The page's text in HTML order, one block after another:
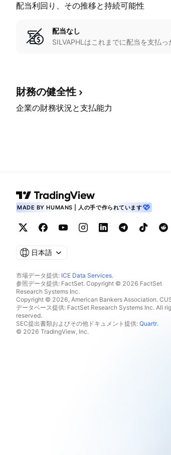
配当利回り、その推移と持続可能性
配当なし
SILVAPHLはこれまでに配当を支払
財務の健全性
企業の財務状況と支払能力
MADE BY HUMANS | 人の手で作られています
日本語
市場データ提供: ICE Data Services.
参照データ提供: FactSet. Copyright © 2026 FactSet
Research Systems Inc.
Copyright © 2026, American Bankers Association.
データベース提供: FactSet Research Systems Inc. All
reserved.
SEC提出書類およびその他ドキュメント提供: Quartr.
© 2026 TradingView, Inc.